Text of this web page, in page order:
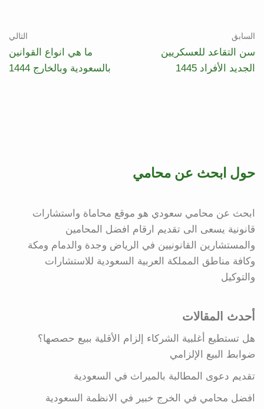
السابق
سن التقاعد للعسكريين
الجديد الأفراد 1445
التالي
ما هي انواع القوانين
بالسعودية وبالخارج 1444
حول ابحث عن محامي
ابحث عن محامي سعودي هو موقع محاماة واستشارات
قانونية يسعى الى تقديم ارقام افضل المحامين
والمستشارين القانونيين في الرياض وجدة والدمام ومكة
وكافة مناطق المملكة العربية السعودية للاستشارات
والتوكيل
أحدث المقالات
هل تستطيع أغلبية الشركاء إلزام الأقلية ببيع حصصها؟
ضوابط البيع الإلزامي
تقديم دعوى المطالبة بالميراث في السعودية
افضل محامي في الخرج خبير في الانظمة السعودية